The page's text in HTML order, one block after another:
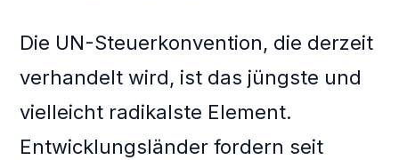
Die UN-Steuerkonvention, die derzeit
verhandelt wird, ist das jüngste und
vielleicht radikalste Element.
Entwicklungsländer fordern seit